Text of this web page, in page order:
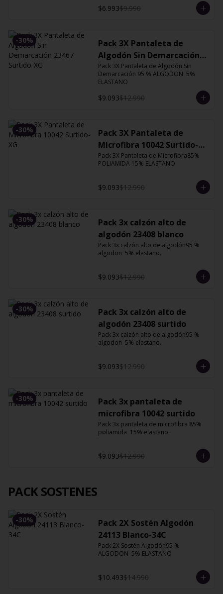
$6.993$9.990
-30%
Pack 3X Pantaleta de
Algodón Sin Demarcación
23467 Surtido-XG
Pack 3X Pantaleta de Algodón Sin
Demarcación 95 % ALGODON  5%
ELASTANO
$9.093$12.990
-30%
Pack 3X Pantaleta de
Microfibra 10042 Surtido-
XG
Pack 3X Pantaleta de Microfibra85%
POLIAMIDA 15% ELASTANO
$9.093$12.990
-30%
Pack 3x calzón alto de
algodón 23408 blanco
Pack 3x calzón alto de algodón95 %
algodon  5% elastano.
$9.093$12.990
-30%
Pack 3x calzón alto de
algodón 23408 surtido
Pack 3x calzón alto de algodón95 %
algodon  5% elastano.
$9.093$12.990
-30%
Pack 3x pantaleta de
microfibra 10042 surtido
Pack 3x pantaleta de microfibra 85%
poliamida  15% elastano.
$9.093$12.990
PACK SOSTENES
-30%
Pack 2X Sostén Algodón
24113 Blanco-34C
Pack 2X Sostén Algodón95 %
ALGODON  5% ELASTANO
$10.493$14.990